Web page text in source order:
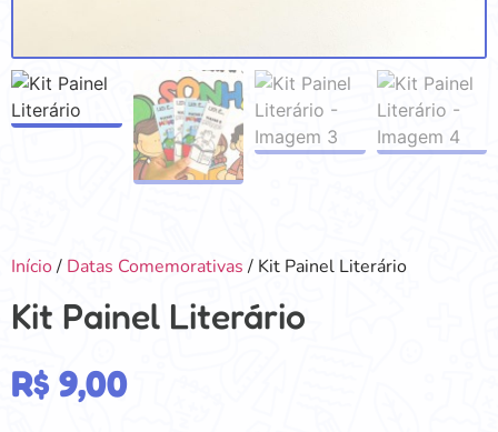
Início/ Datas Comemorativas / Kit Painel Literário
Kit Painel Literário
R$ 9,00